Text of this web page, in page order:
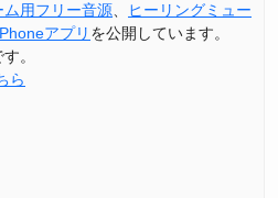
ム用フリー音源
ヒーリングミュー
アプリ を公開しています。
。
ら